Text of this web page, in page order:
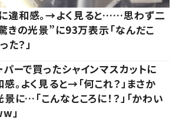
違和感。→よく見ると……思わず二
きの光景”に93万表示「なんだこ
た？」
ーで買ったシャインマスカットに
。よく見ると→「何これ？」まさか
に…「こんなところに！？」「かわい
」